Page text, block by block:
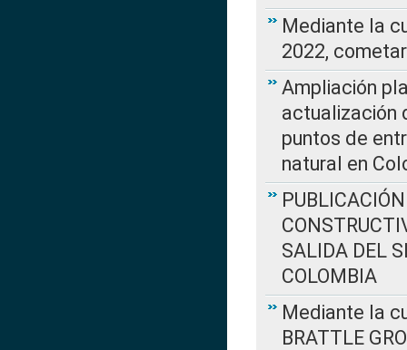
Mediante la
2022,
Ampliación
actualización
puntos de
natural en
SALIDA DEL
COLOMBIA
Mediante la
BRATTLE